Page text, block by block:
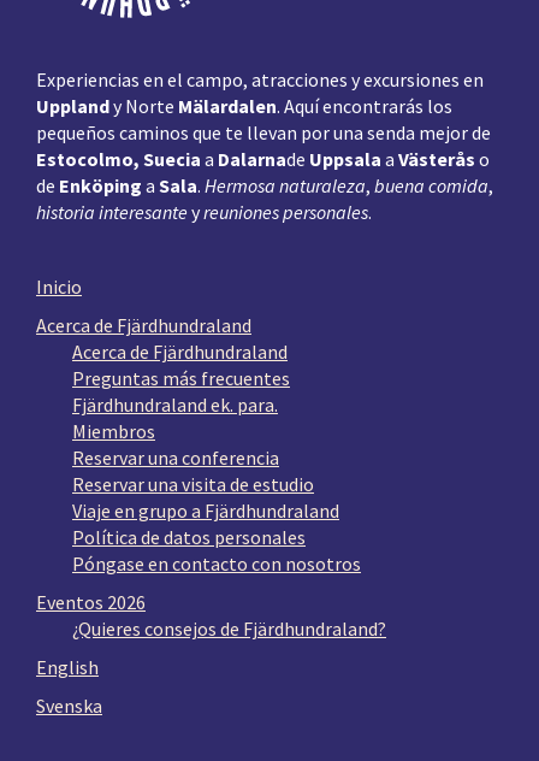
Experiencias en el campo, atracciones y excursiones en
Upplandy Norte Mälardalen. Aquí encontrarás los
pequeños caminos que te llevan por una senda mejor de
Estocolmo, Suecia a Dalarnade Uppsala a Västerås o
de Enköping a Sala. Hermosa naturaleza, buena comida,
historia interesante yreuniones personales.
Inicio
Acerca de Fjärdhundraland
Acerca de Fjärdhundraland
Preguntas más frecuentes
Fjärdhundraland ek. para.
Miembros
Reservar una conferencia
Reservar una visita de estudio
Viaje en grupo a Fjärdhundraland
Política de datos personales
Póngase en contacto con nosotros
Eventos 2026
¿Quieres consejos de Fjärdhundraland?
English
Svenska